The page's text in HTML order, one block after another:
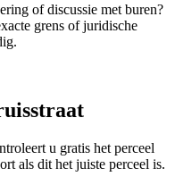
of discussie met buren?
grens of juridische
u gratis het perceel
als dit het juiste perceel is.